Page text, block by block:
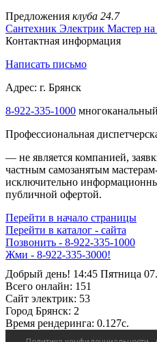
Предложения клуба 24.7
Сантехник Электрик Мастер на
Контактная информация
Написать письмо
Адрес: г. Брянск
8-922-335-1000 многоканальный
Профессиональная
— не является компанией,
частным самозанятым
исключительно
публичной офертой.
Перейти в начало страницы
Перейти в каталог - сайта
Позвонить - 8-922-335-1000
Жми - 8-922-335-3000!
Добрый день! 14:45 Пятница
Всего онлайн: 151
Сайт электрик: 53
Город Брянск: 2
Время рендеринга: 0.127c.